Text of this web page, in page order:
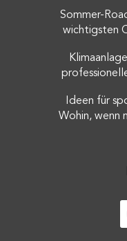
Sommer-
wichtigsten
Ideen für
Wohin, wenn